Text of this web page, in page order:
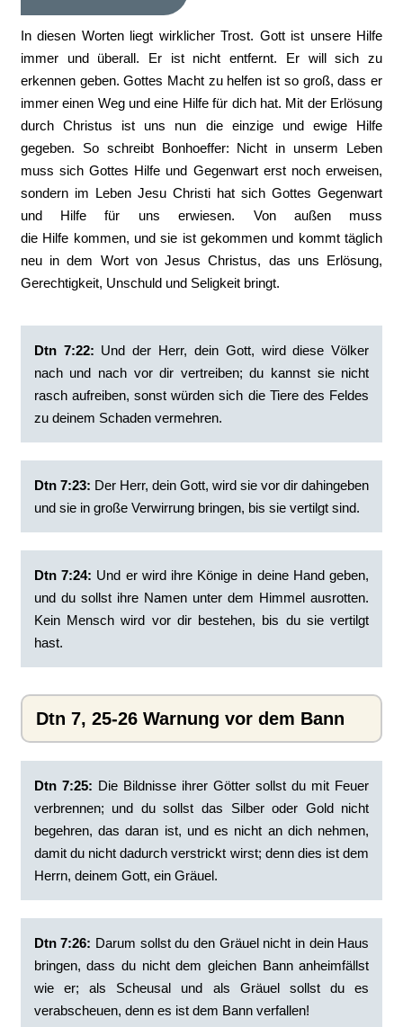
In diesen Worten liegt wirklicher Trost. Gott ist unsere Hilfe
immer und überall. Er ist nicht entfernt. Er will sich zu
erkennen geben. Gottes Macht zu helfen ist so groß, dass er
immer einen Weg und eine Hilfe für dich hat. Mit der Erlösung
durch Christus ist uns nun die einzige und ewige Hilfe
gegeben. So schreibt Bonhoeffer: Nicht in unserm Leben
muss sich Gottes Hilfe und Gegenwart erst noch erweisen,
sondern im Leben Jesu Christi hat sich Gottes Gegenwart
und Hilfe für uns erwiesen. Von außen muss
die Hilfe kommen, und sie ist gekommen und kommt täglich
neu in dem Wort von Jesus Christus, das uns Erlösung,
Gerechtigkeit, Unschuld und Seligkeit bringt.
Dtn 7:22: ‭Und der Herr, dein Gott, wird diese Völker
nach und nach vor dir vertreiben; du kannst sie nicht
rasch aufreiben, sonst würden sich die Tiere des Feldes
zu deinem Schaden vermehren.
Dtn 7:23: ‭Der Herr, dein Gott, wird sie vor dir dahingeben
und sie in große Verwirrung bringen, bis sie vertilgt sind.
Dtn 7:24: ‭Und er wird ihre Könige in deine Hand geben,
und du sollst ihre Namen unter dem Himmel ausrotten.
Kein Mensch wird vor dir bestehen, bis du sie vertilgt
hast.
Dtn 7, 25-26 Warnung vor dem Bann
Dtn 7:25: ‭Die Bildnisse ihrer Götter sollst du mit Feuer
verbrennen; und du sollst das Silber oder Gold nicht
begehren, das daran ist, und es nicht an dich nehmen,
damit du nicht dadurch verstrickt wirst; denn dies ist dem
Herrn, deinem Gott, ein Gräuel.
Dtn 7:26: ‭Darum sollst du den Gräuel nicht in dein Haus
bringen, dass du nicht dem gleichen Bann anheimfällst
wie er; als Scheusal und als Gräuel sollst du es
verabscheuen, denn es ist dem Bann verfallen!